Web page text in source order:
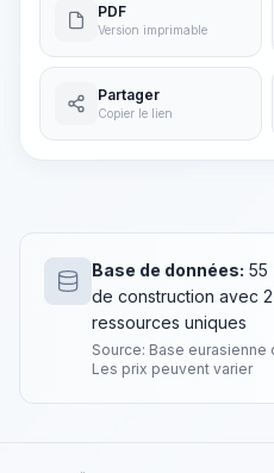
PDF
Version imprimable
Partager
Copier le lien
Base de données: 55
de construction avec
ressources uniques
Source: Base eurasienne
Les prix peuvent varier